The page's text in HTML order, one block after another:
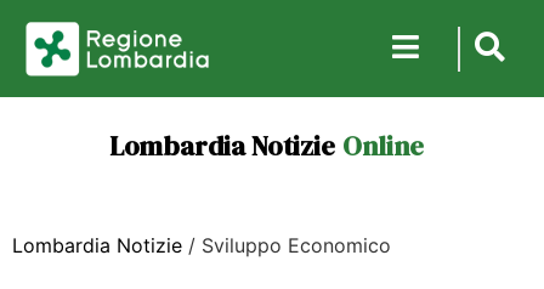
Lombardia Notizie Online
Lombardia Notizie / Sviluppo Economico